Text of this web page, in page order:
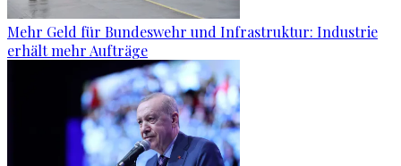
Mehr Geld für Bundeswehr und Infrastruktur: Industrie
erhält mehr Aufträge